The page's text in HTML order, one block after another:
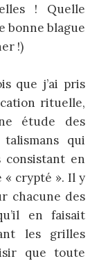
! Quelle
bonne blague
!)
que j’ai pris
rituelle,
étude des
qui
consistant en
crypté ». Il y
chacune des
en faisait
les grilles
que toute